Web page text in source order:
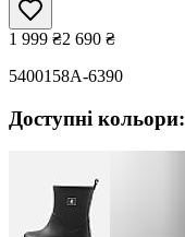
1 999 ₴2 690 ₴
5400158A-6390
Доступні кольори: